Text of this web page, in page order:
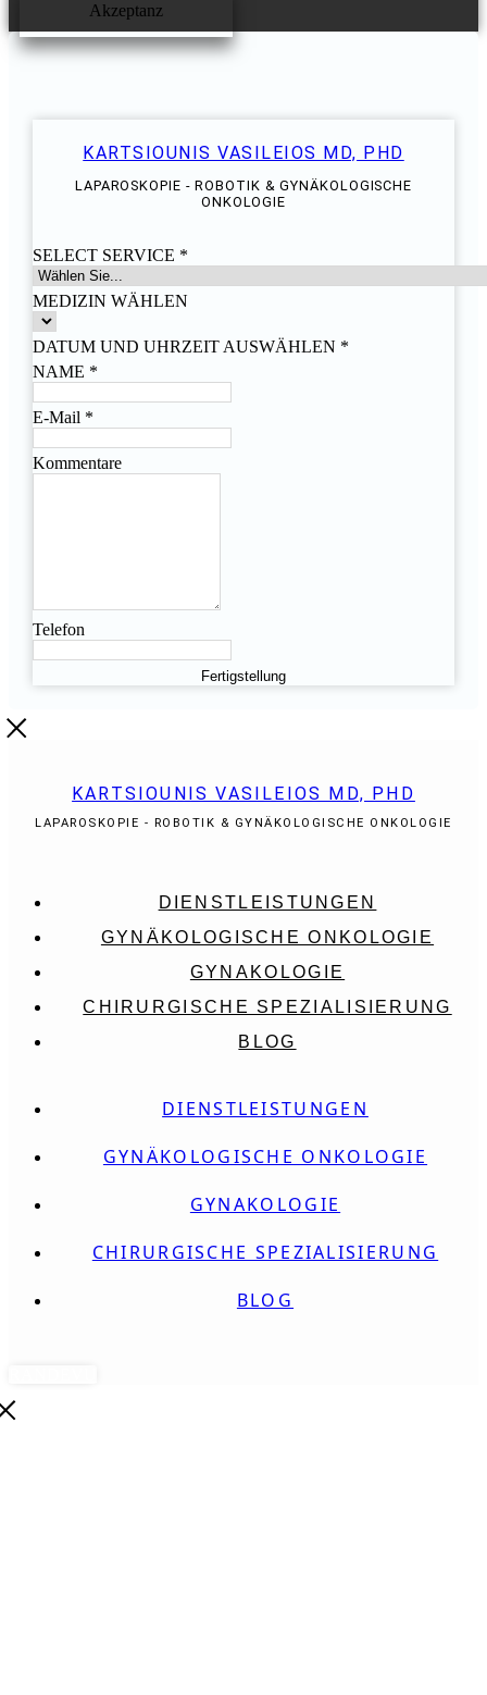
Akzeptanz
KARTSIOUNIS VASILEIOS MD, PHD
LAPAROSKOPIE - ROBOTIK & GYNÄKOLOGISCHE
ONKOLOGIE
SELECT SERVICE *
MEDIZIN WÄHLEN
DATUM UND UHRZEIT AUSWÄHLEN *
NAME *
E-Mail *
Kommentare
Telefon
Fertigstellung
KARTSIOUNIS VASILEIOS MD, PHD
LAPAROSKOPIE - ROBOTIK & GYNÄKOLOGISCHE ONKOLOGIE
DIENSTLEISTUNGEN
GYNÄKOLOGISCHE ONKOLOGIE
GYNAKOLOGIE
CHIRURGISCHE SPEZIALISIERUNG
BLOG
DIENSTLEISTUNGEN
GYNÄKOLOGISCHE ONKOLOGIE
GYNAKOLOGIE
CHIRURGISCHE SPEZIALISIERUNG
BLOG